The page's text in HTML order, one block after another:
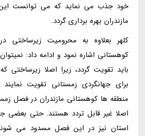
خود جذب می نماید که می توانست
مازندران بهره برداری گردد.
کلهر بعلاوه به محرومیت زیرساختی
کوهستانی اشاره نمود و ادامه داد:
باید تقویت گردد، زیرا اصلا زیرساختی
برای جهانگردی زمستانی تقویت
منطقه ها کوهستانی مازندران در فصل
اصلا غیر قابل تردد هستند. حتی بعضی
استان نیز در این فصل مسدود می